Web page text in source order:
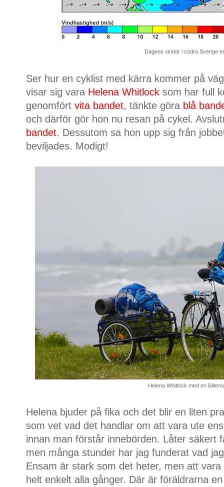
Dagens vindar i södra Sverige
Ser hur en cyklist med kärra kommer på
visar sig vara Helena Whitlock som har full
genomfört vita bandet, tänkte göra blå
och därför gör hon nu resan på cykel.
bandet. Dessutom sa hon upp sig från
beviljades. Modigt!
Helena Whitlock med en
Helena bjuder på fika och det blir en liten
som vet vad det handlar om att vara ute
innan man förstår innebörden. Låter säkert
men många stunder har jag funderat vad
Ensam är stark som det heter, men att
helt enkelt alla gånger. Där är föräldrarna